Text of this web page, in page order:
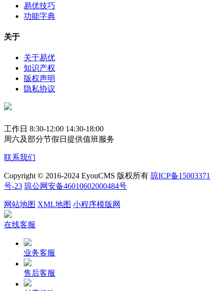
易优技巧
功能字典
关于
关于易优
知识产权
版权声明
隐私协议
工作日 8:30-12:00 14:30-18:00
周六及部分节假日提供值班服务
联系我们
Copyright © 2016-2024 EyouCMS 版权所有 琼ICP备15003371
号-23 琼公网安备46010602000484号
网站地图 XML地图 小程序模版网
在线客服
业务客服
售后客服